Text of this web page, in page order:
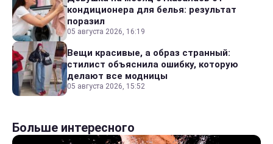
кондиционера для белья: результат
поразил
05 августа 2026, 16:19
Вещи красивые, а образ странный:
стилист объяснила ошибку, которую
делают все модницы
05 августа 2026, 15:52
Больше интересного